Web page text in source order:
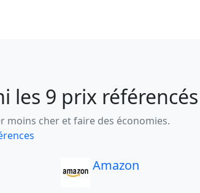
les 9 prix référencés
moins cher et faire des économies.
Amazon